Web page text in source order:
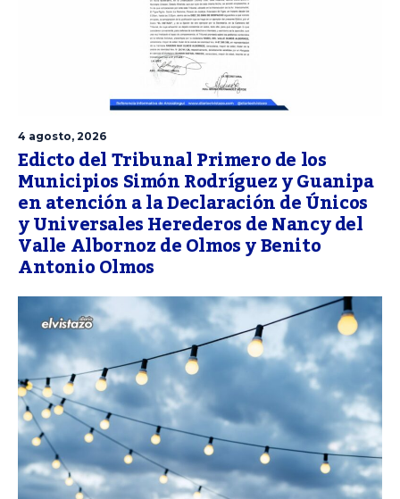
4 agosto, 2026
Edicto del Tribunal Primero de los
Municipios Simón Rodríguez y Guanipa
en atención a la Declaración de Únicos
y Universales Herederos de Nancy del
Valle Albornoz de Olmos y Benito
Antonio Olmos